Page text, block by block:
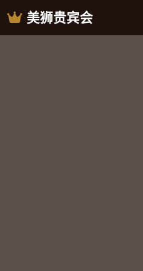
美狮贵宾会